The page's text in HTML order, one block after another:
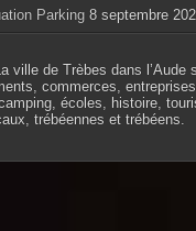
Parking 8 septembre
ville de Trèbes dans l’Aude
commerces,
écoles, histoire,
trébéennes et trébéens.